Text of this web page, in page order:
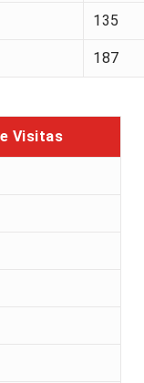
135
187
Visitas